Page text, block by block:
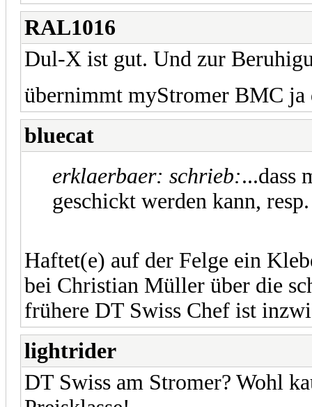
RAL1016
Dul-X ist gut. Und zur
übernimmt myStromer BMC
bluecat
erklaerbaer: schrieb:...dass
geschickt werden kann,
Haftet(e) auf der Felge ein
bei Christian Müller über die
frühere DT Swiss Chef ist
lightrider
DT Swiss am Stromer? Wohl